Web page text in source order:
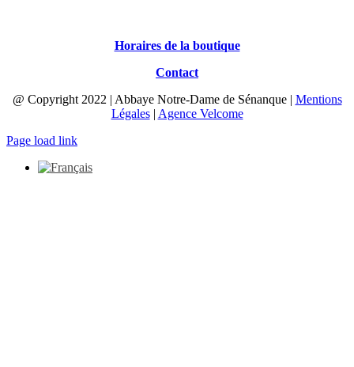
Horaires de la boutique
Contact
@ Copyright 2022 | Abbaye Notre-Dame de Sénanque | Mentions
Légales| Agence Velcome
Page load link